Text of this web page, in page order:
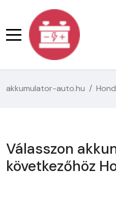
akkumulator-auto.hu
Válasszon
következőhöz